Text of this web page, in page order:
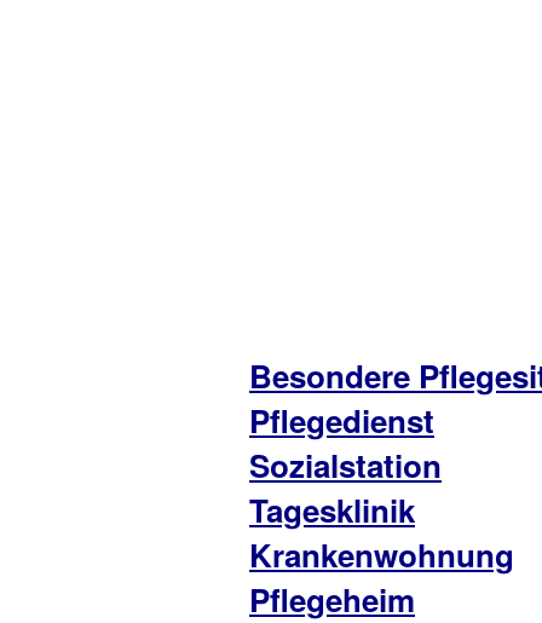
Besondere
Pflegedienst
Sozialstation
Tagesklinik
Krankenwohnung
Pflegeheim